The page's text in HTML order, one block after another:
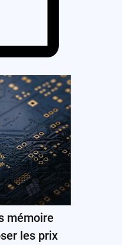
mémoire
les prix